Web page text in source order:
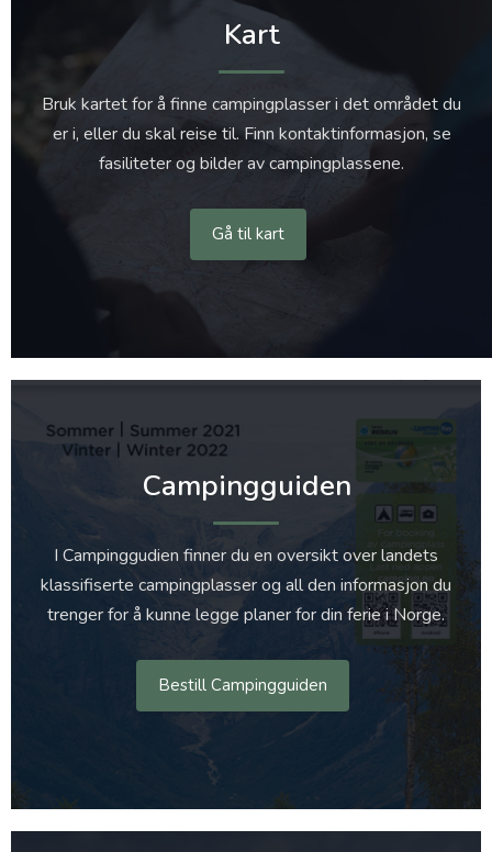
Kart
Bruk kartet for å finne campingplasser i det området du
er i, eller du skal reise til. Finn kontaktinformasjon, se
fasiliteter og bilder av campingplassene.
Gå til kart
Campingguiden
I Campinggudien finner du en oversikt over landets
klassifiserte campingplasser og all den informasjon du
trenger for å kunne legge planer for din ferie i Norge.
Bestill Campingguiden